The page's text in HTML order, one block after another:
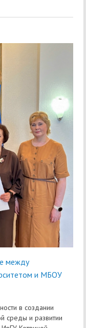
между
и МБОУ
в создании
среды и развитии